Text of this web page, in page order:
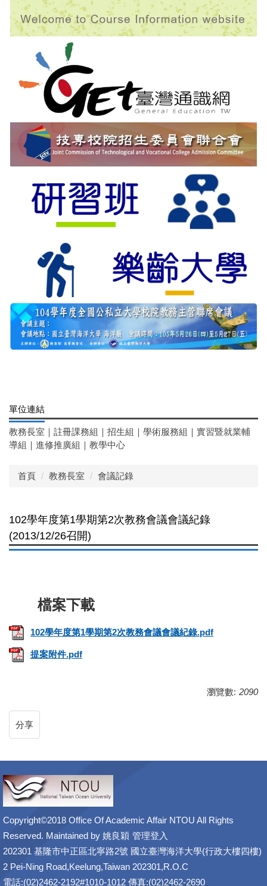
單位連結
教務長室 ｜ 註冊課務組 ｜ 招生組 ｜ 學術服務組 ｜ 實習暨就業輔
導組 ｜ 進修推廣組 ｜ 教學中心
首頁 教務長室 會議記錄
102學年度第1學期第2次教務會議會議紀錄
(2013/12/26召開)
102學年度第1學期第2次教務會議會議紀錄.pdf
提案附件.pdf
瀏覽數: 2090
分享
Copyright©2018 Office Of Academic Affair NTOU All Rights
Reserved. Maintained by 姚良穎 管理登入
202301 基隆市中正區北寧路2號 國立臺灣海洋大學(行政大樓四樓)
2 Pei-Ning Road,Keelung,Taiwan 202301,R.O.C
電話:(02)2462-2192#1010-1012 傳真:(02)2462-2690